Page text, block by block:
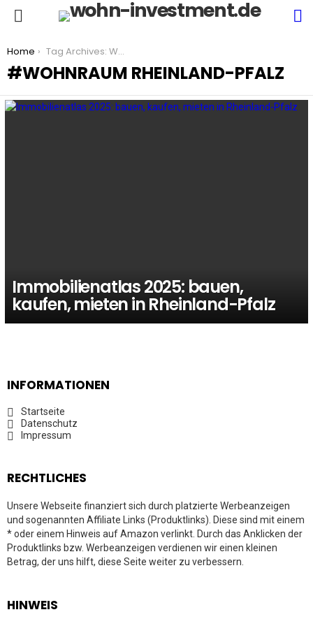
You are here:
Home Tag Archives: Wohnraum Rheinland-Pfalz
WOHNRAUM RHEINLAND-PFALZ
Immobilienatlas 2025: bauen,
kaufen, mieten in Rheinland-Pfalz
INFORMATIONEN
Startseite
Datenschutz
Impressum
RECHTLICHES
Unsere Webseite finanziert sich durch platzierte Werbeanzeigen
und sogenannten Affiliate Links (Produktlinks). Diese sind mit einem
* oder einem Hinweis auf Amazon verlinkt. Durch das Anklicken der
Produktlinks bzw. Werbeanzeigen verdienen wir einen kleinen
Betrag, der uns hilft, diese Seite weiter zu verbessern.
HINWEIS